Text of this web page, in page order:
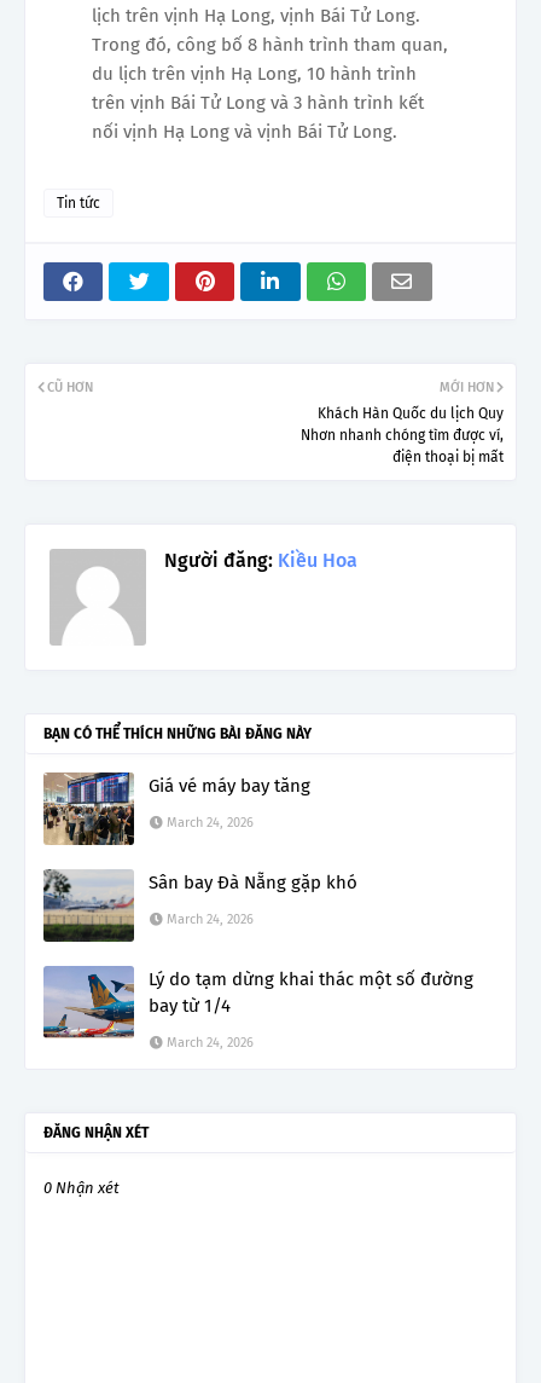
lịch trên vịnh Hạ Long, vịnh Bái Tử Long.
Trong đó, công bố 8 hành trình tham quan,
du lịch trên vịnh Hạ Long, 10 hành trình
trên vịnh Bái Tử Long và 3 hành trình kết
nối vịnh Hạ Long và vịnh Bái Tử Long.
Tin tức
MỚI HƠN
Khách Hàn Quốc du lịch Quy
Nhơn nhanh chóng tìm được ví,
điện thoại bị mất
CŨ HƠN
Người đăng: Kiều Hoa
BẠN CÓ THỂ THÍCH NHỮNG BÀI ĐĂNG NÀY
Giá vé máy bay tăng
March 24, 2026
Sân bay Đà Nẵng gặp khó
March 24, 2026
Lý do tạm dừng khai thác một số đường
bay từ 1/4
March 24, 2026
ĐĂNG NHẬN XÉT
0 Nhận xét